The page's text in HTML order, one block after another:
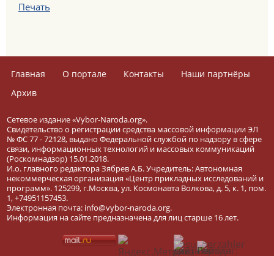
Печать
Главная О портале Контакты
Наши партнёры
Архив
Сетевое издание «Vybor-Naroda.org».
Свидетельство о регистрации средства массовой информации ЭЛ
№ ФС 77 - 72128, выдано Федеральной службой по надзору в сфере
связи, информационных технологий и массовых коммуникаций
(Роскомнадзор) 15.01.2018.
И.о. главного редактора Зябрев А.Б. Учредитель: Автономная
некоммерческая организация «Центр прикладных исследований и
программ». 125299, г.Москва, ул. Космонавта Волкова, д. 5, к. 1, пом.
1, +74951157453.
Электронная почта: info@vybor-naroda.org.
Информация на сайте предназначена для лиц старше 16 лет.